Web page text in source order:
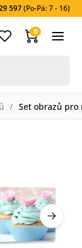
597(Po-Pá: 7 - 16)
0
Set obrazů